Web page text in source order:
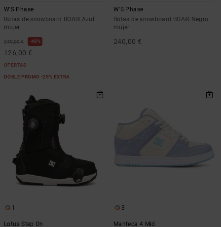
W'S Phase
Botas de snowboard BOA® Azul
mujer
240,00 € 48%
126,00 €
OFERTAS
DOBLE PROMO -25% EXTRA
W'S Phase
Botas de snowboard BOA® Negro
mujer
240,00 €
1
Lotus Step On
3
Manteca 4 Mid